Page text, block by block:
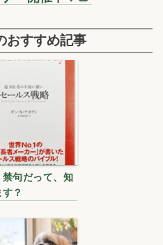
おすすめ記事
禁句だって、知
？